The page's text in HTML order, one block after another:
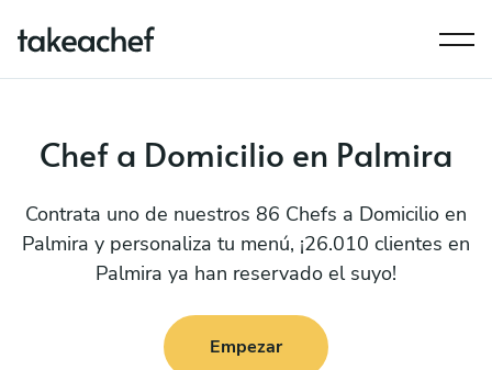
Chef a Domicilio en Palmira
Contrata uno de nuestros 86 Chefs a Domicilio en
Palmira y personaliza tu menú, ¡26.010 clientes en
Palmira ya han reservado el suyo!
Empezar